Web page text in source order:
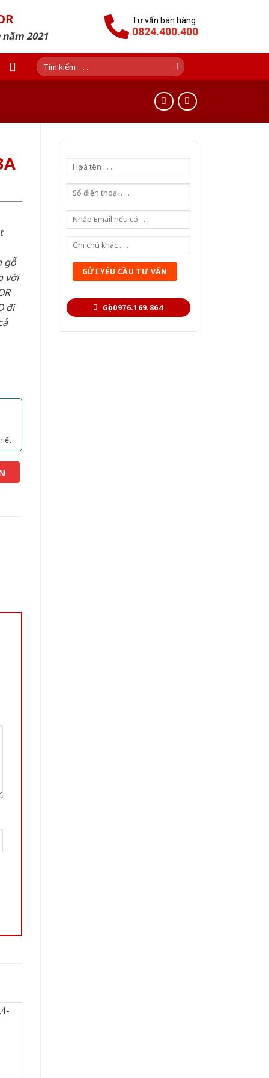
2021
Tư vấn bán hàng
0824.400.400
Tìm
kiếm:
Gọi 0976.169.864
gỗ
với
đi